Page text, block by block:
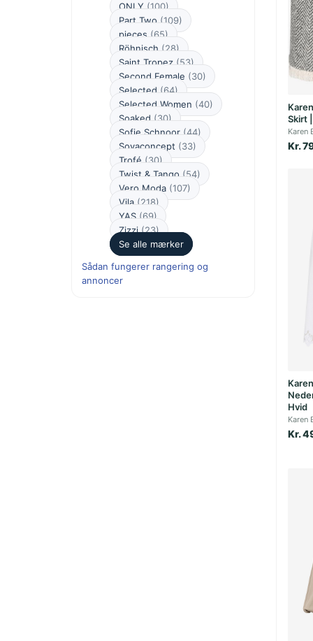
ONLY (100)
Part Two (109)
pieces (65)
Röhnisch (28)
Saint Tropez (53)
Second Female (30)
Selected (64)
Selected Women (40)
Soaked (30)
Sofie Schnoor (44)
Soyaconcept (33)
Trofé (30)
Twist & Tango (54)
Vero Moda (107)
Vila (218)
YAS (69)
Zizzi(23)
Se alle mærker
Sådan fungerer rangering og
annoncer
Skirt
Karen
Kr.
Hvid
Karen
Kr.